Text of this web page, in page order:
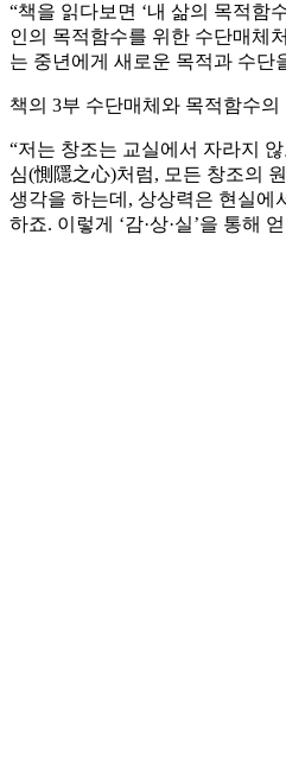
“책을 읽다보면 ‘내 삶의 목적함
인의 목적함수를 위한 수단매체
는 중년에게 새로운 목적과 수단
책의 3부 수단매체와 목적함수의
“저는 창조는 교실에서 자라지
심(惻隱之心)처럼, 모든 창조의
생각을 하는데, 상상력은 현실에
하죠. 이렇게 ‘감·상·실’을 통해